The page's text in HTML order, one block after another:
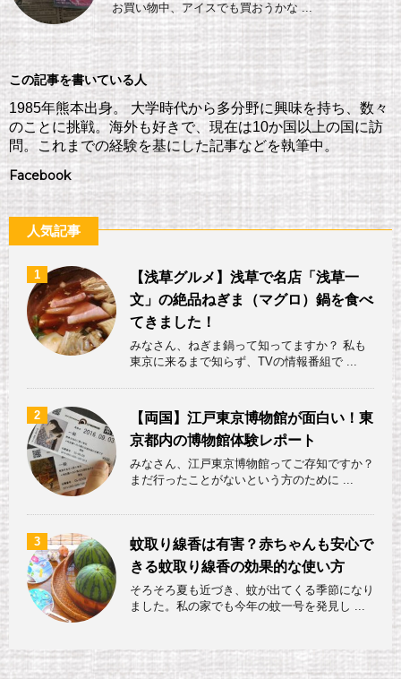
お買い物中、アイスでも買おうかな ...
この記事を書いている人
1985年熊本出身。 大学時代から多分野に興味を持ち、数々
のことに挑戦。海外も好きで、現在は10か国以上の国に訪
問。これまでの経験を基にした記事などを執筆中。
Facebook
人気記事
1
【浅草グルメ】浅草で名店「浅草一
文」の絶品ねぎま（マグロ）鍋を食べ
てきました！
みなさん、ねぎま鍋って知ってますか？ 私も
東京に来るまで知らず、TVの情報番組で ...
2
【両国】江戸東京博物館が面白い！東
京都内の博物館体験レポート
みなさん、江戸東京博物館ってご存知ですか？
まだ行ったことがないという方のために ...
3
蚊取り線香は有害？赤ちゃんも安心で
きる蚊取り線香の効果的な使い方
そろそろ夏も近づき、蚊が出てくる季節になり
ました。私の家でも今年の蚊一号を発見し ...